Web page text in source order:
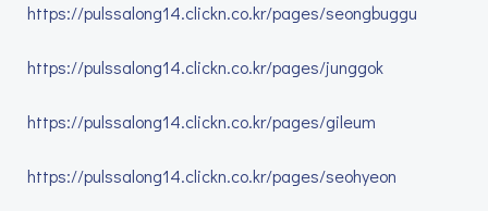
https://pulssalong14.clickn.co.kr/pages/seongbuggu
https://pulssalong14.clickn.co.kr/pages/junggok
https://pulssalong14.clickn.co.kr/pages/gileum
https://pulssalong14.clickn.co.kr/pages/seohyeon